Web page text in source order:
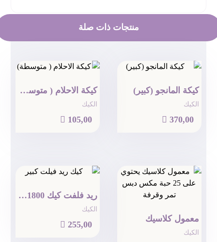
منتجات ذات صلة
كيكة المانجو (كبير)
الكيك
 370,00
كيكة الاحلام ( متوسطة)
الكيك
 105,00
معمول كلاسيك
الكيك
ريد فلفت كيك 1800 جرام
الكيك
 255,00